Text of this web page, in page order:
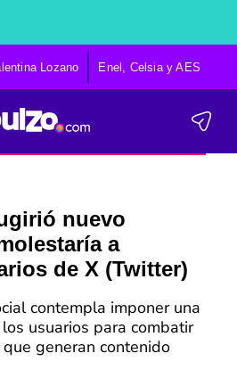
Lozano Enel, Celsia y AES
nuevo
a
de X (Twitter)
contempla imponer una
usuarios para combatir
generan contenido